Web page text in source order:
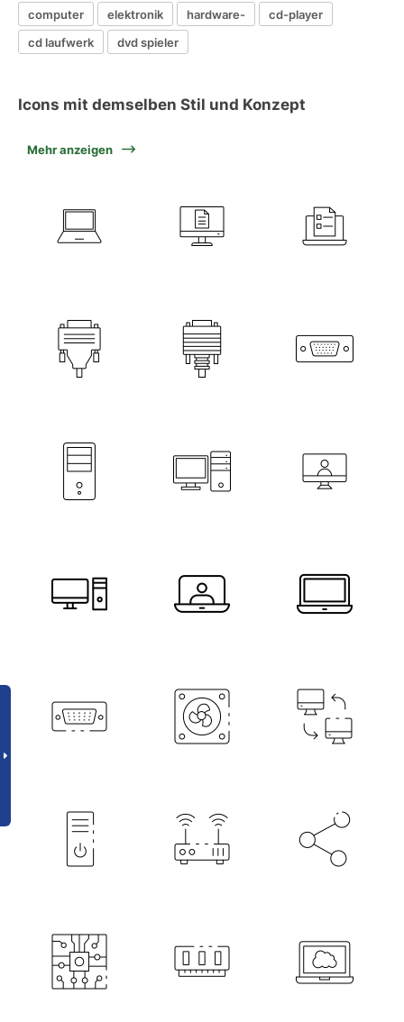
computer elektronik hardware-
cd-player
cd laufwerk
dvd spieler
Icons mit demselben Stil und Konzept
Mehr anzeigen